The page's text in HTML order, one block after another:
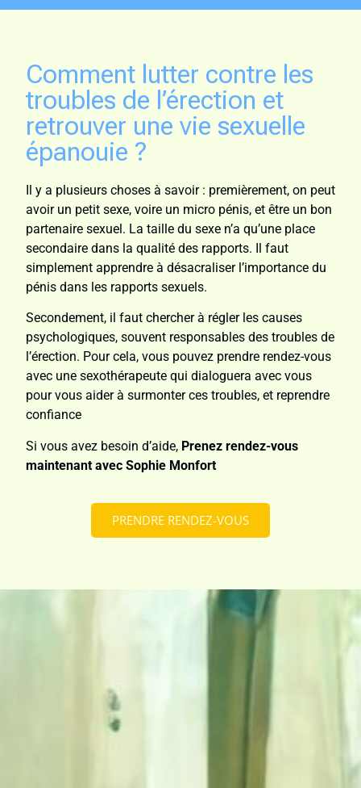
Comment lutter contre les
troubles de l’érection et
retrouver une vie sexuelle
épanouie ?
Il y a plusieurs choses à savoir : premièrement, on peut
avoir un petit sexe, voire un micro pénis, et être un bon
partenaire sexuel. La taille du sexe n’a qu’une place
secondaire dans la qualité des rapports. Il faut
simplement apprendre à désacraliser l’importance du
pénis dans les rapports sexuels.
Secondement, il faut chercher à régler les causes
psychologiques, souvent responsables des troubles de
l’érection. Pour cela, vous pouvez prendre rendez-vous
avec une sexothérapeute qui dialoguera avec vous
pour vous aider à surmonter ces troubles, et reprendre
confiance
Si vous avez besoin d’aide, Prenez rendez-vous
maintenant avec Sophie Monfort
PRENDRE RENDEZ-VOUS